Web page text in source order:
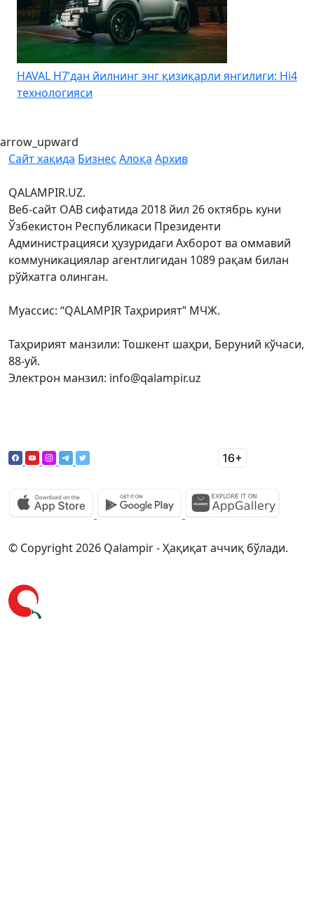
HAVAL H7’дан йилнинг энг қизиқарли янгилиги: Hi4
технологияси
arrow_upward
Сайт хақида Бизнес Алоқа Архив
QALAMPIR.UZ.
Веб-сайт ОАВ сифатида 2018 йил 26 октябрь куни
Ўзбекистон Республикаси Президенти
Администрацияси ҳузуридаги Ахборот ва оммавий
коммуникациялар агентлигидан 1089 рақам билан
рўйхатга олинган.
Муассис: “QALAMPIR Таҳририят” МЧЖ.
Таҳририят манзили: Тошкент шаҳри, Беруний кўчаси,
88-уй.
Электрон манзил: info@qalampir.uz
© Copyright 2026 Qalampir - Ҳақиқат аччиқ бўлади.